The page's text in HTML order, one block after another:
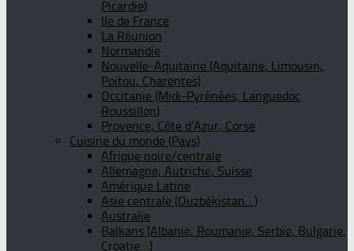
Picardie)
Ile de France
La Réunion
Normandie
Nouvelle-Aquitaine (Aquitaine, Limousin,
Poitou, Charentes)
Occitanie (Midi-Pyrénées, Languedoc
Roussillon)
Provence, Côte d’Azur, Corse
Cuisine du monde (Pays)
Afrique noire/centrale
Allemagne, Autriche, Suisse
Amérique Latine
Asie centrale (Ouzbékistan…)
Australie
Balkans (Albanie, Roumanie, Serbie, Bulgarie,
Croatie…)